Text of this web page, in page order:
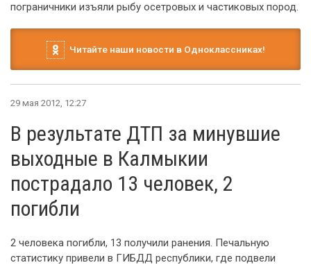
пограничники изъяли рыбу осетровых и частиковых пород.
Читайте наши новости в Одноклассниках!
29 мая 2012, 12:27
В результате ДТП за минувшие
выходные в Калмыкии
пострадало 13 человек, 2
погибли
2 человека погибли, 13 получили ранения. Печальную
статистику привели в ГИБДД республики, где подвели